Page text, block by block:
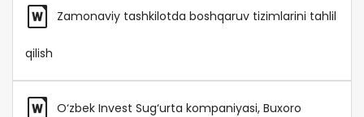
Zamonaviy tashkilotda boshqaruv tizimlarini tahlil
qilish
O‘zbek Invest Sug‘urta kompaniyasi, Buxoro